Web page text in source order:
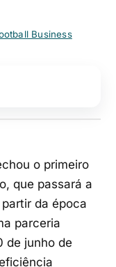
Business
que passará a
da época
parceria
de junho de